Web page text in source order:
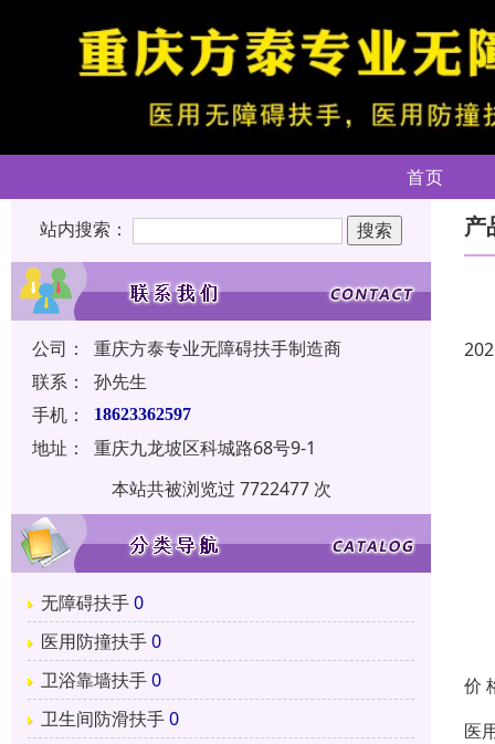
首页
站内搜索：
公司：
重庆方泰专业无障碍扶手制造商
联系：
孙先生
手机：
18623362597
地址：
重庆九龙坡区科城路68号9-1
本站共被浏览过 7722477 次
无障碍扶手0
医用防撞扶手0
卫浴靠墙扶手0
卫生间防滑扶手0
产
价
医